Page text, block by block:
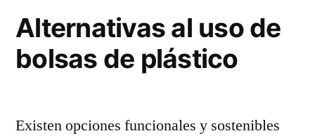
y
No
Alternativas al uso de
bolsas de plástico
Existen opciones funcionales y sostenibles